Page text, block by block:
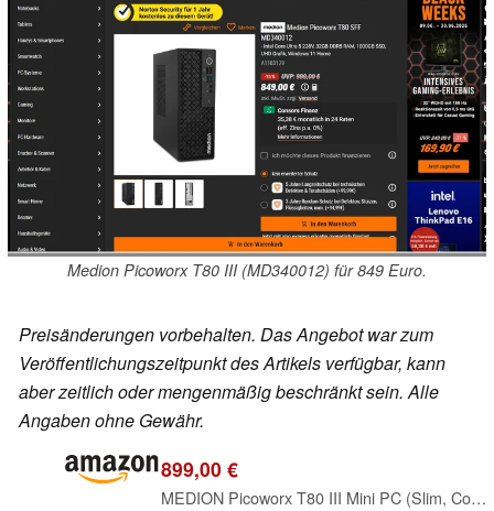
Medion Picoworx T80 III (MD340012) für 849 Euro.
Preisänderungen vorbehalten. Das Angebot war zum
Veröffentlichungszeitpunkt des Artikels verfügbar, kann
aber zeitlich oder mengenmäßig beschränkt sein. Alle
Angaben ohne Gewähr.
899,00 €
MEDION Picoworx T80 III Mini PC (Slim, Core Ultra 5 228V, 32GB DDR5 RAM, 1 TB SSD, ARC 130V, USB Type C, WLAN, HDMI 2.0, Gigabit LAN, Windows 11 Home)